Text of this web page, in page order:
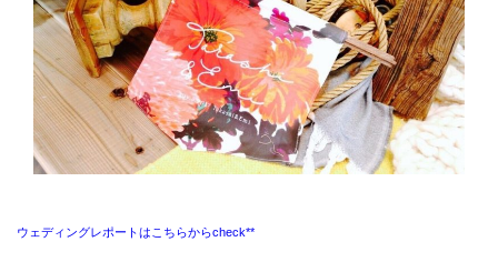
ウェディングレポートはこちらからcheck**